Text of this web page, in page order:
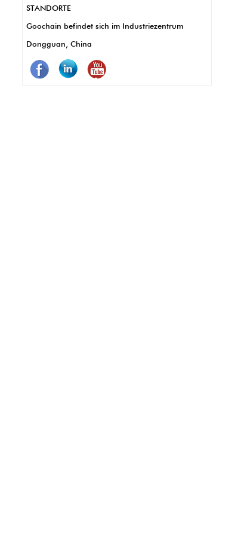
längere Verwendung bedeutet. Kurz
gesagt, Pogo -Stifte lassen POS -Systeme
STANDORTE
Goochain befindet sich im Industriezentrum
Dongguan, China